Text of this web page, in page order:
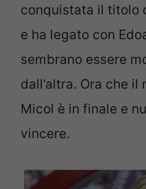
conquistata il titolo
e ha legato con
sembrano essere
dall’altra. Ora che
Micol è in finale e
vincere.